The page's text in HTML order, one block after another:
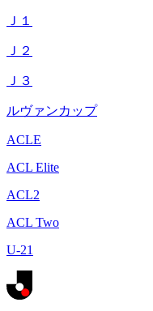
Ｊ１
Ｊ２
Ｊ３
ルヴァンカップ
ACLE
ACL Elite
ACL2
ACL Two
U-21